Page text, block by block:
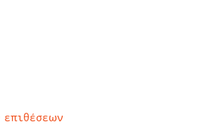
επιθέσεων